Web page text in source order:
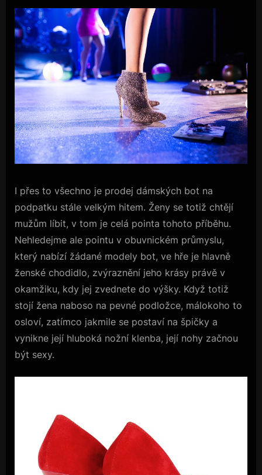
I přes to všechno je prodej dámských bot na
podpatku stále velkým hitem. Ženy se totiž chtějí
mužům líbit, v tom je celá pointa tohoto příběhu.
Nehledejme ale pointu v obuvnickém průmyslu,
který nabízí žádané modely bot, ve hře je hlavně
ženské chodidlo, zvýraznění jeho krásy právě v
okamžiku, kdy jej zvednete do výšky. Když totiž
stojí žena naboso na pevné podložce, málokoho to
osloví, zatímco jakmile se postaví na špičky a
vynikne její hluboká nožní klenba, její nohy začnou
být sexy.